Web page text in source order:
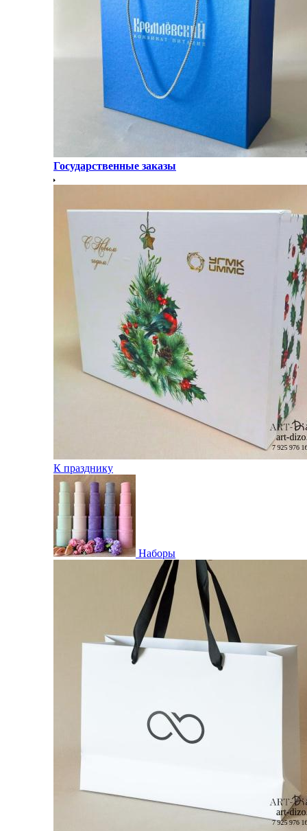
Государственные заказы
К празднику
Наборы